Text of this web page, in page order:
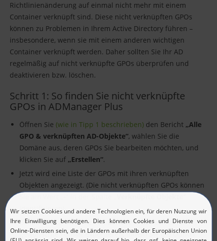
Richtlinienänderung auf einmal nicht mehr mit einem
Container verknüpft sind. Diese nicht verknüpften GPOs
können zu Problemen in Ihrem Active Directory führen –
insbesondere, wenn sie mit einem anderen wichtigen
Container verknüpft werden. Daher sollten Sie Ihr AD
regelmäßig auf nicht verknüpfte GPOs überprüfen und
deaktivieren bzw. löschen.
Schritt 1: So finden Sie nicht verknüpfte
GPOs in ADManager Plus
Öffnen Sie (wie in Tipp 1 beschrieben) den Bericht „Alle
GPO & verknüpften AD-Objekte“, wählen Sie die
Domäne aus, deren GPOs Sie bearbeiten möchten, und
klicken Sie auf „Erstellen“.
Jetzt wird eine Liste der GPOs mit ihren verknüpften
Objekten angezeigt. (Die nicht verknüpften GPOs können
identifizieren).
Bei Bedarf können Sie den Bericht in das von Ihnen
gewünschte Format exportieren, indem Sie die Option